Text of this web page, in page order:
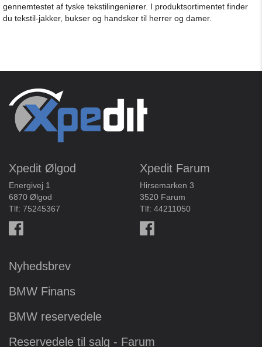
gennemtestet af tyske tekstilingeniører. I produktsortimentet finder
du tekstil-jakker, bukser og handsker til herrer og damer.
Xpedit Ølgod
Energivej 1
6870 Ølgod
Tlf: 75245367
Xpedit Farum
Hirsemarken 3
3520 Farum
Tlf: 44211050
Nyhedsbrev
BMW Finans
BMW reservedele
Reservedele til salg - Farum